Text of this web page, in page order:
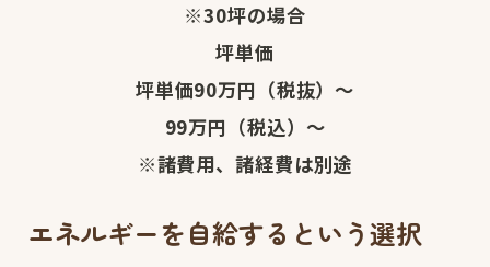
※30坪の場合
坪単価
坪単価90万円 （税抜） 〜
99万円 （税込） 〜
※諸費用、諸経費は別途
エネルギーを自給するという選択